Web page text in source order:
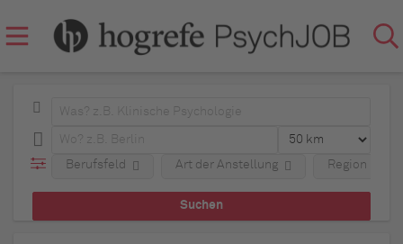
Berufsfeld Art der Anstellung Region